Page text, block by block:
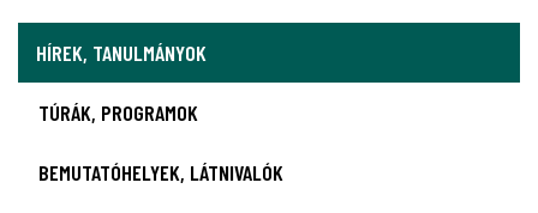
HÍREK, TANULMÁNYOK
TÚRÁK, PROGRAMOK
BEMUTATÓHELYEK, LÁTNIVALÓK